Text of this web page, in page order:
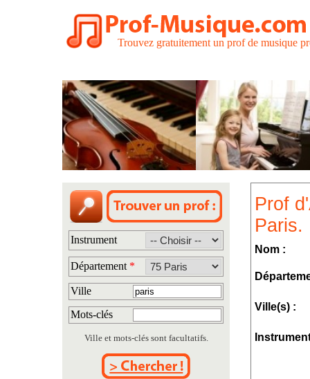
Trouvez gratuitement un prof de musique
Instrument
Département *
Ville
Mots-clés
Ville et mots-clés sont facultatifs.
Prof
Paris.
Nom :
Ville(s) :